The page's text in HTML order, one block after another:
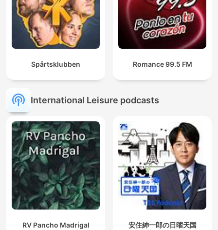
Spårtsklubben Romance 99.5 FM
International Leisure podcasts
RV Pancho Madrigal 安住紳一郎の日曜天国